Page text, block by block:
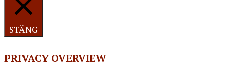
STÄNG
PRIVACY OVERVIEW